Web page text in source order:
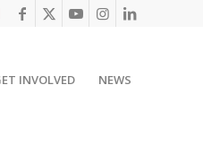
INVOLVED NEWS